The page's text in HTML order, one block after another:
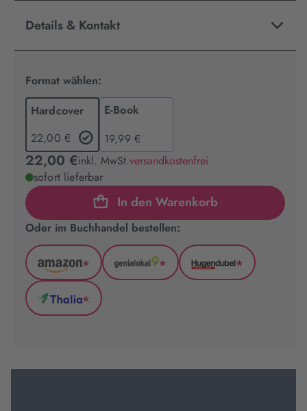
Details & Kontakt
Format wählen:
Hardcover
22,00 €
E-Book
19,99 €
22,00 €inkl. MwSt.versandkostenfrei
sofort lieferbar
In den Warenkorb
Oder im Buchhandel bestellen:
Amazon
(wird
in
neuem
*
GenialLokal
*
Hugendubel
*
Thalia
Tab
*